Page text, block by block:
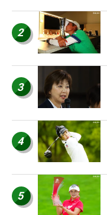
2
3
4
5